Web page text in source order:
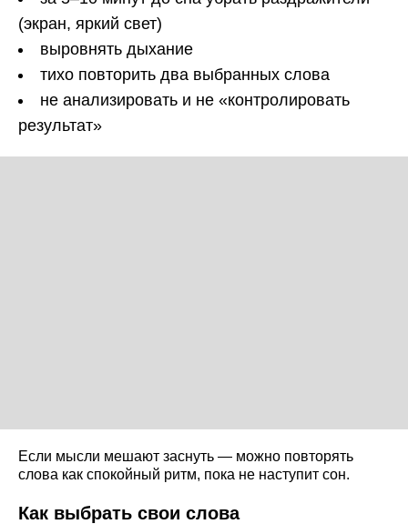
(экран, яркий свет)
выровнять дыхание
тихо повторить два выбранных слова
не анализировать и не «контролировать
результат»
Если мысли мешают заснуть — можно повторять
слова как спокойный ритм, пока не наступит сон.
Как выбрать свои слова